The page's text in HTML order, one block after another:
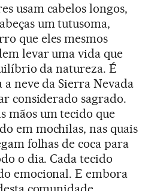
usam cabelos longos,
um tutusoma,
que eles mesmos
levar uma vida que
da natureza. É
neve da Sierra Nevada
considerado sagrado.
mãos um tecido que
em mochilas, nas quais
folhas de coca para
o dia. Cada tecido
emocional. E embora